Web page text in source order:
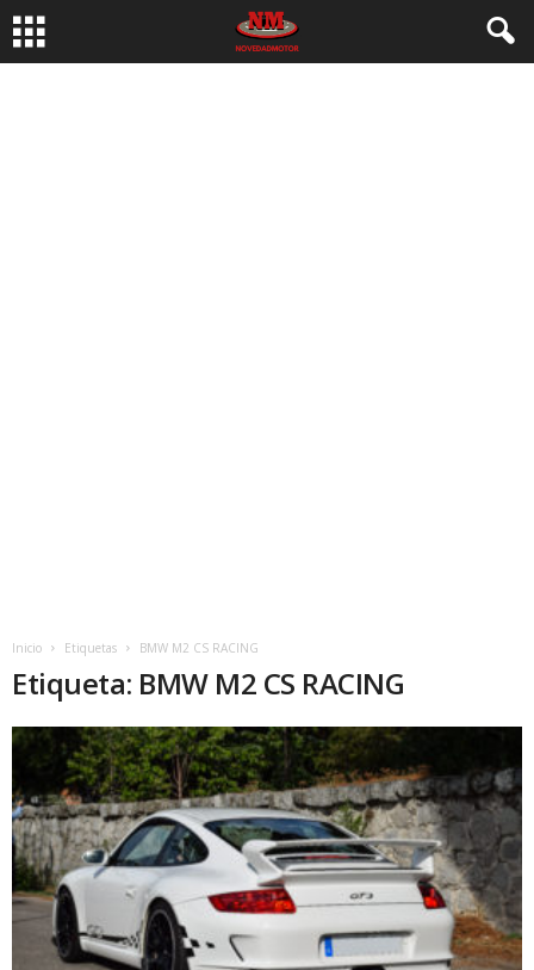
Inicio Etiquetas BMW M2 CS RACING
Etiqueta: BMW M2 CS RACING